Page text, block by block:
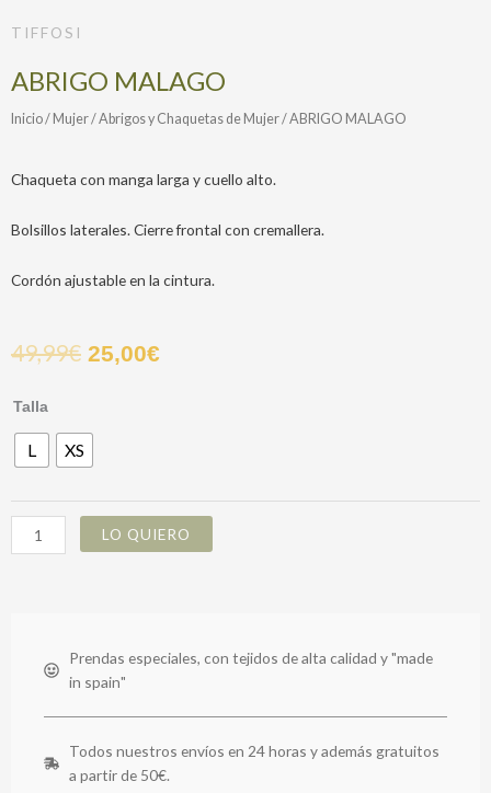
TIFFOSI
ABRIGO MALAGO
Inicio/ Mujer/Abrigos y Chaquetas de Mujer/ ABRIGO MALAGO
Chaqueta con manga larga y cuello alto.
Bolsillos laterales. Cierre frontal con cremallera.
Cordón ajustable en la cintura.
49,99€ 25,00€
Talla
L XS
ABRIGO
cantidad
LO QUIERO
Prendas especiales, con tejidos de alta calidad y "made
in spain"
Todos nuestros envíos en 24 horas y además gratuitos
a partir de 50€.